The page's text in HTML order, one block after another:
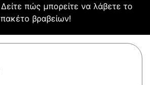
Δείτε πώς μπορείτε να λάβετε το
πακέτο βραβείων!